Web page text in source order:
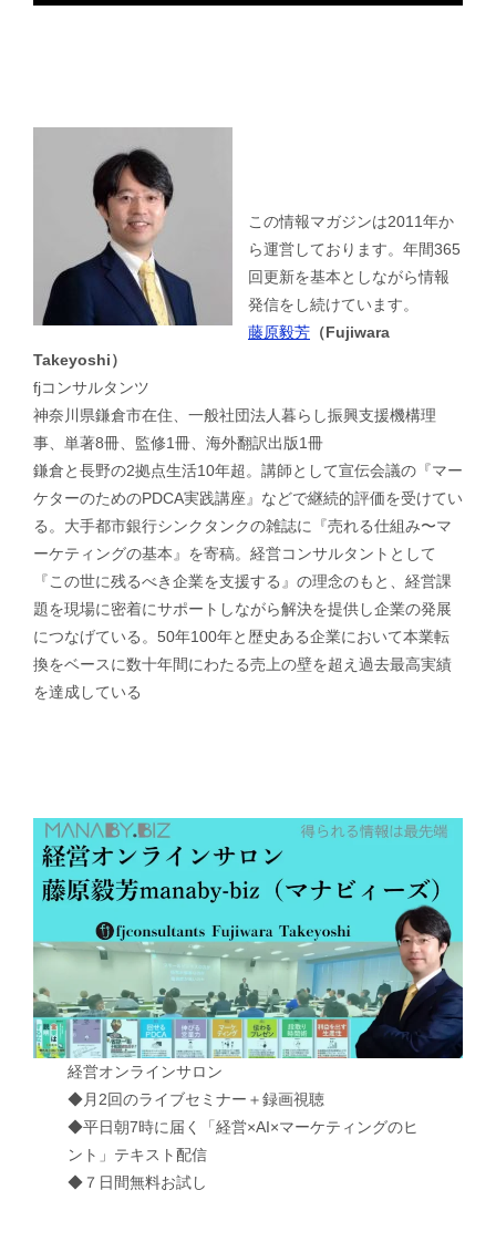
この情報マガジンは2011年か
ら運営しております。年間365
回更新を基本としながら情報
発信をし続けています。
藤原毅芳 （Fujiwara
Takeyoshi）
fjコンサルタンツ
神奈川県鎌倉市在住、一般社団法人暮らし振興支援機構理
事、単著8冊、監修1冊、海外翻訳出版1冊
鎌倉と長野の2拠点生活10年超。講師として宣伝会議の『マー
ケターのためのPDCA実践講座』などで継続的評価を受けてい
る。大手都市銀行シンクタンクの雑誌に『売れる仕組み〜マ
ーケティングの基本』を寄稿。経営コンサルタントとして
『この世に残るべき企業を支援する』の理念のもと、経営課
題を現場に密着にサポートしながら解決を提供し企業の発展
につなげている。50年100年と歴史ある企業において本業転
換をベースに数十年間にわたる売上の壁を超え過去最高実績
を達成している
経営オンラインサロン
◆月2回のライブセミナー＋録画視聴
◆平日朝7時に届く「経営×AI×マーケティングのヒ
ント」テキスト配信
◆７日間無料お試し